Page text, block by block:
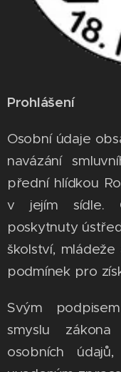
Prohlášení
Osobní údaje
navázání
přední hlídkou
v jejím sídle.
poskytnuty
školství,
podmínek pro
Svým
smyslu
osobních